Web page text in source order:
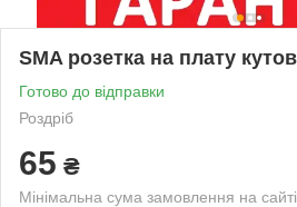
SMA розетка на плату
Готово до відправки
Роздріб
65 ₴
Мінімальна сума замовлення на